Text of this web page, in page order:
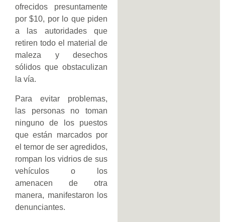
ofrecidos presuntamente
por $10, por lo que piden
a las autoridades que
retiren todo el material de
maleza y desechos
sólidos que obstaculizan
la vía.
Para evitar problemas,
las personas no toman
ninguno de los puestos
que están marcados por
el temor de ser agredidos,
rompan los vidrios de sus
vehículos o los
amenacen de otra
manera, manifestaron los
denunciantes.